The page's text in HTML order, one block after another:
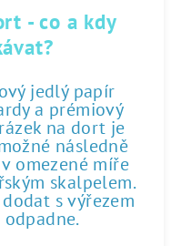
- co a kdy
jedlý papír
a prémiový
na dort je
následně
omezené míře
skalpelem.
s výřezem